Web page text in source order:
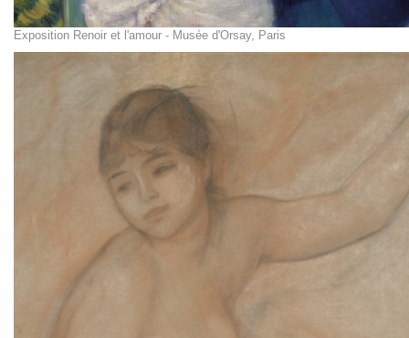
Exposition Renoir et l'amour - Musée d'Orsay, Paris